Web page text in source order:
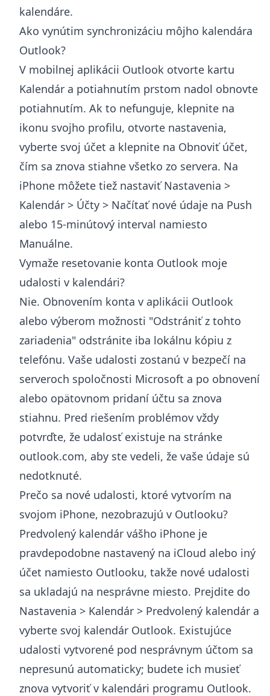
kalendáre.
Ako vynútim synchronizáciu môjho kalendára
Outlook?
V mobilnej aplikácii Outlook otvorte kartu
Kalendár a potiahnutím prstom nadol obnovte
potiahnutím. Ak to nefunguje, klepnite na
ikonu svojho profilu, otvorte nastavenia,
vyberte svoj účet a klepnite na Obnoviť účet,
čím sa znova stiahne všetko zo servera. Na
iPhone môžete tiež nastaviť Nastavenia >
Kalendár > Účty > Načítať nové údaje na Push
alebo 15-minútový interval namiesto
Manuálne.
Vymaže resetovanie konta Outlook moje
udalosti v kalendári?
Nie. Obnovením konta v aplikácii Outlook
alebo výberom možnosti "Odstrániť z tohto
zariadenia" odstránite iba lokálnu kópiu z
telefónu. Vaše udalosti zostanú v bezpečí na
serveroch spoločnosti Microsoft a po obnovení
alebo opätovnom pridaní účtu sa znova
stiahnu. Pred riešením problémov vždy
potvrďte, že udalosť existuje na stránke
outlook.com, aby ste vedeli, že vaše údaje sú
nedotknuté.
Prečo sa nové udalosti, ktoré vytvorím na
svojom iPhone, nezobrazujú v Outlooku?
Predvolený kalendár vášho iPhone je
pravdepodobne nastavený na iCloud alebo iný
účet namiesto Outlooku, takže nové udalosti
sa ukladajú na nesprávne miesto. Prejdite do
Nastavenia > Kalendár > Predvolený kalendár a
vyberte svoj kalendár Outlook. Existujúce
udalosti vytvorené pod nesprávnym účtom sa
nepresunú automaticky; budete ich musieť
znova vytvoriť v kalendári programu Outlook.